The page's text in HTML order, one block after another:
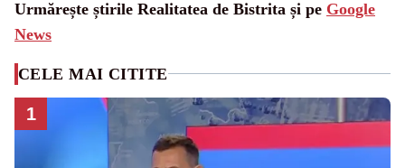
Urmărește știrile Realitatea de Bistrita și pe Google
News
CELE MAI CITITE
1